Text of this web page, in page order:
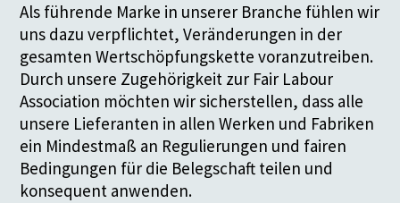
Als führende Marke in unserer Branche fühlen wir
uns dazu verpflichtet, Veränderungen in der
gesamten Wertschöpfungskette voranzutreiben.
Durch unsere Zugehörigkeit zur Fair Labour
Association möchten wir sicherstellen, dass alle
unsere Lieferanten in allen Werken und Fabriken
ein Mindestmaß an Regulierungen und fairen
Bedingungen für die Belegschaft teilen und
konsequent anwenden.